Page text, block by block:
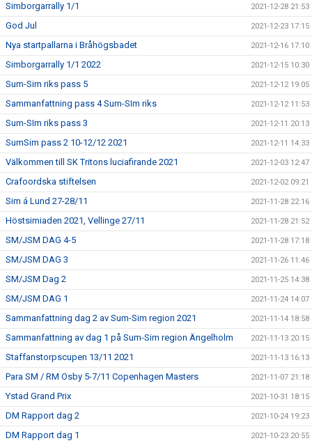
Simborgarrally 1/1 2021-12-28 21:53
God Jul 2021-12-23 17:15
Nya startpallarna i Bråhögsbadet 2021-12-16 17:10
Simborgarrally 1/1 2022 2021-12-15 10:30
Sum-Sim riks pass 5 2021-12-12 19:05
Sammanfattning pass 4 Sum-SIm riks 2021-12-12 11:53
Sum-SIm riks pass 3 2021-12-11 20:13
SumSim pass 2 10-12/12 2021 2021-12-11 14:33
Välkommen till SK Tritons luciafirande 2021 2021-12-03 12:47
Crafoordska stiftelsen 2021-12-02 09:21
Sim á Lund 27-28/11 2021-11-28 22:16
Höstsimiaden 2021, Vellinge 27/11 2021-11-28 21:52
SM/JSM DAG 4-5 2021-11-28 17:18
SM/JSM DAG 3 2021-11-26 11:46
SM/JSM Dag 2 2021-11-25 14:38
SM/JSM DAG 1 2021-11-24 14:07
Sammanfattning dag 2 av Sum-Sim region 2021 2021-11-14 18:58
Sammanfattning av dag 1 på Sum-Sim region Ängelholm 2021-11-13 20:15
Staffanstorpscupen 13/11 2021 2021-11-13 16:13
Para SM / RM Osby 5-7/11 Copenhagen Masters 2021-11-07 21:18
Ystad Grand Prix 2021-10-31 18:15
DM Rapport dag 2 2021-10-24 19:23
DM Rapport dag 1 2021-10-23 20:55